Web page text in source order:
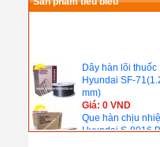
Dây hàn lõi thuốc
Hyundai SF-
mm)
Giá: 0 VND
Que hàn chịu
Hyundai S-